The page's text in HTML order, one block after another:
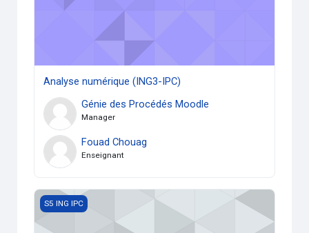
Analyse numérique (ING3-IPC)
Génie des Procédés Moodle
Manager
Fouad Chouag
Enseignant
Méthodes physiques d‘analyses 1
S5 ING IPC